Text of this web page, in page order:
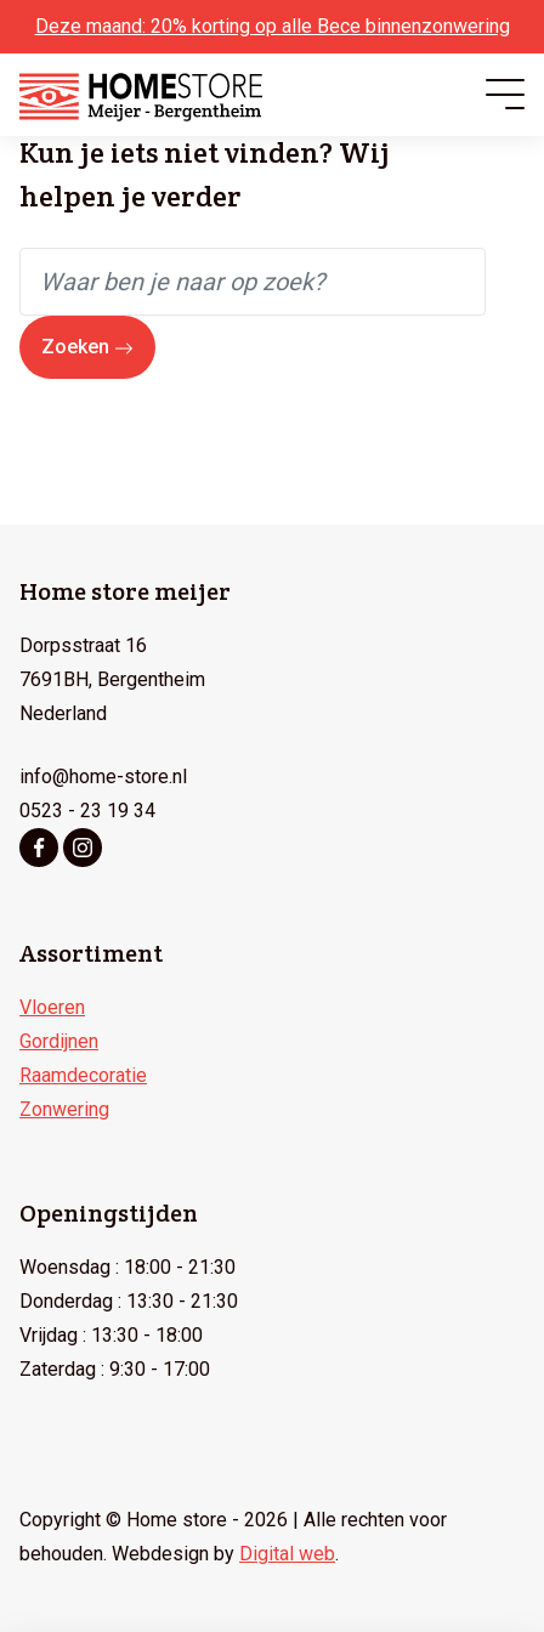
Deze maand: 20% korting op alle Bece binnenzonwering
Kun je iets niet vinden? Wij
helpen je verder
Zoeken
Home store meijer
Dorpsstraat 16
7691BH, Bergentheim
Nederland
info@home-store.nl
0523 - 23 19 34
Assortiment
Vloeren
Gordijnen
Raamdecoratie
Zonwering
Openingstijden
Woensdag : 18:00 - 21:30
Donderdag : 13:30 - 21:30
Vrijdag : 13:30 - 18:00
Zaterdag : 9:30 - 17:00
Copyright © Home store - 2026 | Alle rechten voor
behouden. Webdesign by Digital web.